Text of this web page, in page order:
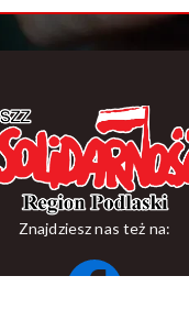
Znajdziesz nas też na: